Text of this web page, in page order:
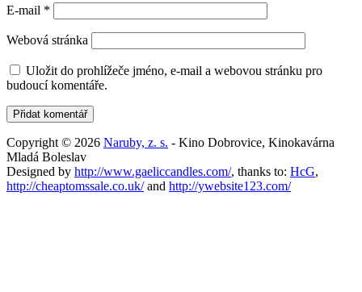
E-mail *
Webová stránka
Uložit do prohlížeče jméno, e-mail a webovou stránku pro
budoucí komentáře.
Copyright © 2026 Naruby, z. s. - Kino Dobrovice, Kinokavárna
Mladá Boleslav
Designed by http://www.gaeliccandles.com/, thanks to: HcG,
http://cheaptomssale.co.uk/and http://ywebsite123.com/